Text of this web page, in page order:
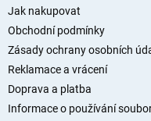
Jak nakupovat
Obchodní podmínky
Zásady ochrany osobních
Reklamace a vrácení
Doprava a platba
Informace o používání